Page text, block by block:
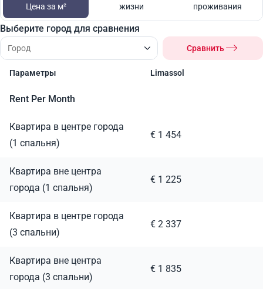
Цена за м²
жизни
проживания
Выберите город для сравнения
Сравнить
Параметры Limassol
Rent Per Month
Квартира в центре города
(1 спальня)
€ 1 454
Квартира вне центра
города (1 спальня)
€ 1 225
Квартира в центре города
(3 спальни)
€ 2 337
Квартира вне центра
города (3 спальни)
€ 1 835